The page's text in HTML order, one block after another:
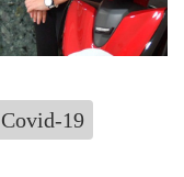
Covid-19